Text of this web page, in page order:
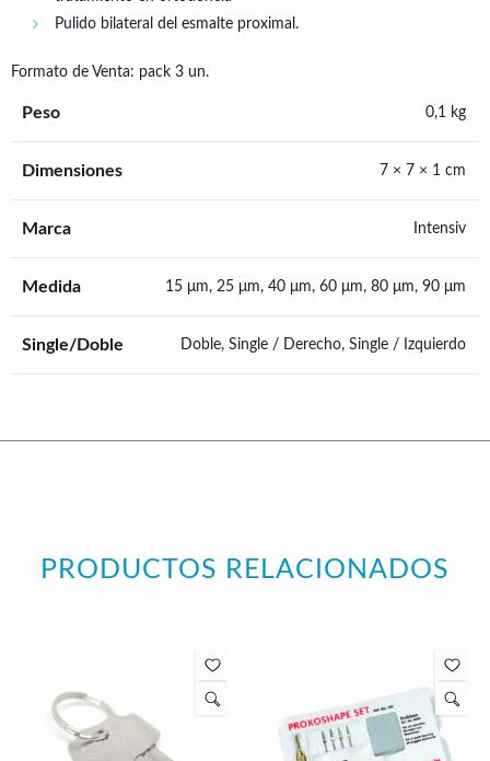
Pulido bilateral del esmalte proximal.
Formato de Venta: pack 3 un.
Peso 0,1 kg
Dimensiones 7 × 7 × 1 cm
Marca Intensiv
Medida 15 μm, 25 μm, 40 μm, 60 μm, 80 μm, 90 μm
Single/Doble Doble, Single / Derecho, Single / Izquierdo
PRODUCTOS RELACIONADOS